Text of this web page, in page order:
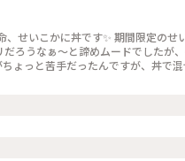
うなぁ～と諦めムードでしたが、数
ょっと苦手だったんですが、丼で
水産#東尋坊#かに#せい